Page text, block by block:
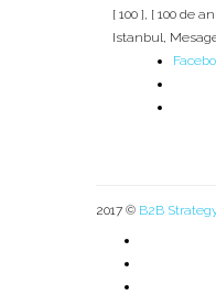
[ 100 ] [ 100 de
Istanbul
2017 © B2B